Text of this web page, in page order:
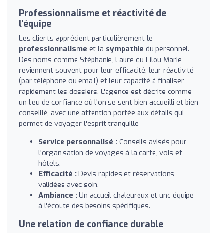
Professionnalisme et réactivité de
l'équipe
Les clients apprécient particulièrement le
professionnalisme et la sympathie du personnel.
Des noms comme Stéphanie, Laure ou Lilou Marie
reviennent souvent pour leur efficacité, leur réactivité
(par téléphone ou email) et leur capacité à finaliser
rapidement les dossiers. L'agence est décrite comme
un lieu de confiance où l'on se sent bien accueilli et bien
conseillé, avec une attention portée aux détails qui
permet de voyager l'esprit tranquille.
Service personnalisé : Conseils avisés pour
l'organisation de voyages à la carte, vols et
hôtels.
Efficacité : Devis rapides et réservations
validées avec soin.
Ambiance : Un accueil chaleureux et une équipe
à l'écoute des besoins spécifiques.
Une relation de confiance durable